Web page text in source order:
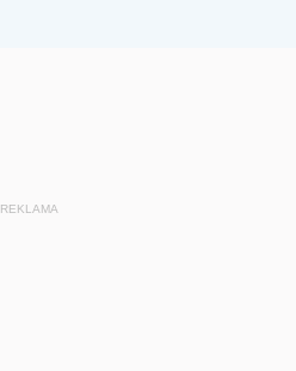
REKLAMA